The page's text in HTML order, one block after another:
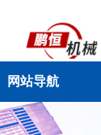
网站导航